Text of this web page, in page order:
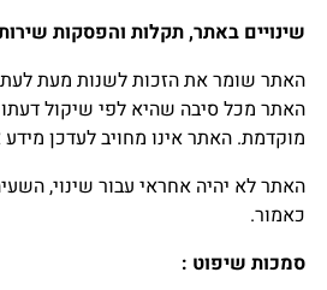
שינויים באתר, תקלות והפסקות
האתר שומר את הזכות לשנות מעת לעת
האתר מכל סיבה שהיא לפי שיקול
מוקדמת. האתר אינו מחויב לעדכן
האתר לא יהיה אחראי עבור שינוי,
כאמור.
סמכות שיפוט :